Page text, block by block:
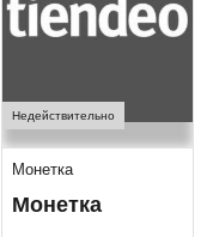
Недействительно
Монетка
Монетка